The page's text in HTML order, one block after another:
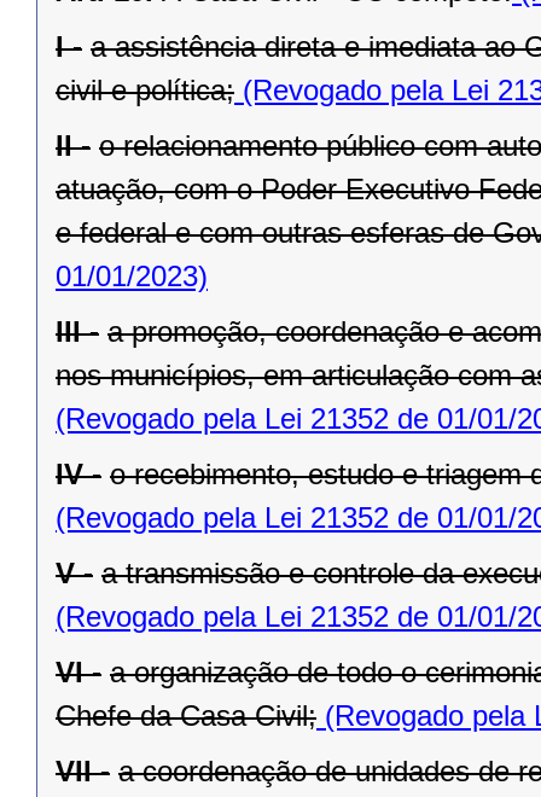
I - a assistência direta e imediata ao
civil e política; (Revogado pela Lei
II - o relacionamento público com
atuação, com o Poder Executivo
e federal e com outras esferas de
01/01/2023)
III - a promoção, coordenação e
nos municípios, em articulação com
(Revogado pela Lei 21352 de 01/01/
IV - o recebimento, estudo e triagem
(Revogado pela Lei 21352 de 01/01/
V - a transmissão e controle da
(Revogado pela Lei 21352 de 01/01/
VI - a organização de todo o
Chefe da Casa Civil; (Revogado pela
VII - a coordenação de unidades de